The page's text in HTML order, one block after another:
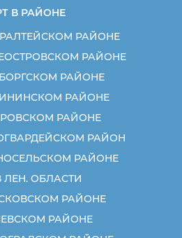
В РАЙОНЕ
РАЙОНЕ
РАЙОНЕ
РАЙОНЕ
РАЙОНЕ
РАЙОНЕ
РАЙОН
РАЙОНЕ
ЛЕН. ОБЛАСТИ
РАЙОНЕ
РАЙОНЕ